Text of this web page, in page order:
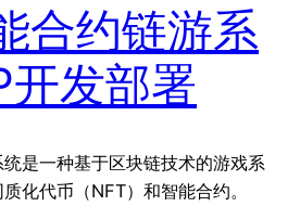
合约链游系
开发部署
是一种基于区块链技术的游戏系
化代币（NFT）和智能合约。